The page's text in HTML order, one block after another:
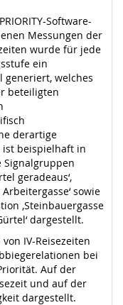
Software-
Messungen der
wurde für jede
ein
generiert, welches
beteiligten
derartige
ist beispielhaft in
geradeaus‘,
sowie
‚Steinbauergasse
dargestellt.
IV-Reisezeiten
bei
Auf der
und auf der
dargestellt.